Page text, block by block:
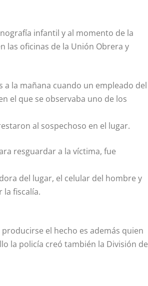
infantil y al momento de la
las oficinas de la Unión Obrera y
a la mañana cuando un empleado del
el que se observaba uno de los
al sospechoso en el lugar.
resguardar a la víctima, fue
del lugar, el celular del hombre y
fiscalía.
el hecho es además quien
la policía creó también la División de